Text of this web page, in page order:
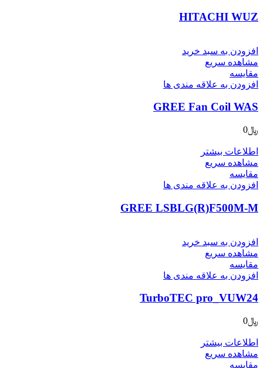
HITACHI WUZ
افزودن به سبد خرید
مشاهده سریع
مقایسه
افزودن به علاقه مندی ها
GREE Fan Coil WAS
﷼0
اطلاعات بیشتر
مشاهده سریع
مقایسه
افزودن به علاقه مندی ها
GREE LSBLG(R)F500M-M
افزودن به سبد خرید
مشاهده سریع
مقایسه
افزودن به علاقه مندی ها
TurboTEC pro_VUW24
﷼0
اطلاعات بیشتر
مشاهده سریع
مقایسه